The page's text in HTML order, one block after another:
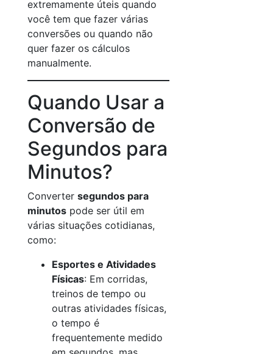
extremamente úteis quando
você tem que fazer várias
conversões ou quando não
quer fazer os cálculos
manualmente.
Quando Usar a
Conversão de
Segundos para
Minutos?
Converter segundos para
minutos pode ser útil em
várias situações cotidianas,
como:
Esportes e Atividades
Físicas: Em corridas,
treinos de tempo ou
outras atividades físicas,
o tempo é
frequentemente medido